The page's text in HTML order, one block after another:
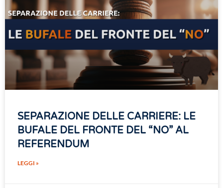
SEPARAZIONE DELLE CARRIERE: LE
BUFALE DEL FRONTE DEL “NO” AL
REFERENDUM
LEGGI »